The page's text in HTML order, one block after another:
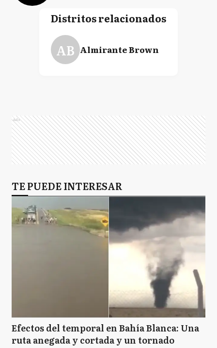
Distritos relacionados
AB Almirante Brown
Ads
TE PUEDE INTERESAR
Efectos del temporal en Bahía Blanca: Una
ruta anegada y cortada y un tornado